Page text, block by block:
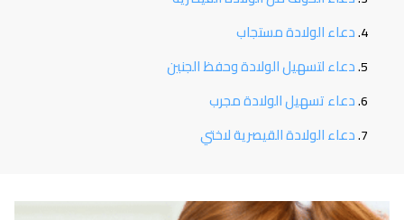
دعاء الولادة مستجاب
دعاء لتسهيل الولادة وحفظ الجنين
دعاء تسهيل الولادة مجرب
دعاء الولادة القيصرية لاختي